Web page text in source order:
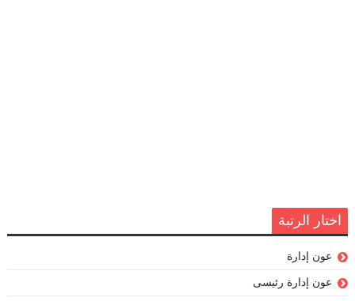
اختار الرتبة
عون إدارة
عون إدارة رئيسى